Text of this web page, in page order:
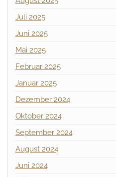
Juli 2025
Juni 2025
Mai 2025
Februar 2025
Januar 2025
Dezember 2024
Oktober 2024
September 2024
August 2024
Juni 2024